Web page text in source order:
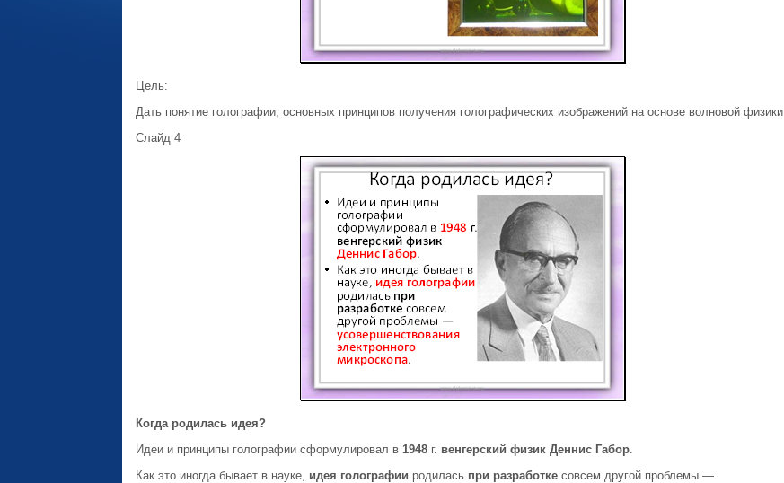
Цель:
Дать понятие голографии, основных принципов получения голографических изображений на основе волновой физики
Слайд 4
Когда родилась идея?
Идеи и принципы голографии сформулировал в 1948г. венгерский физик Деннис Габор.
Как это иногда бывает в науке, идея голографии родилась при разработке совсем другой проблемы —